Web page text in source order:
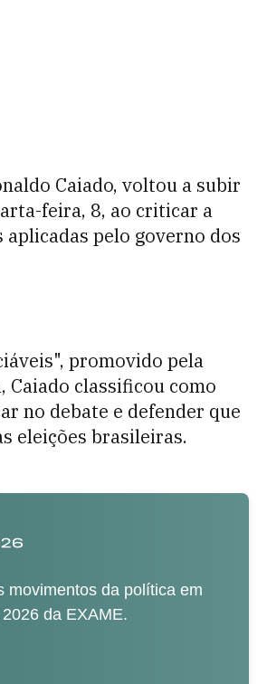
Caiado, voltou a subir
feira, 8, ao criticar a
pelo governo dos
promovido pela
Caiado classificou como
no debate e defender que
eleições brasileiras.
movimentos da política em
da EXAME.